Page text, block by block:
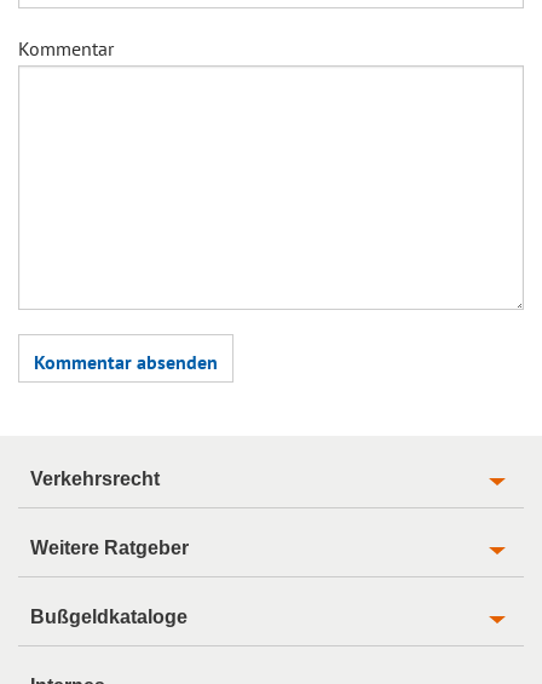
Kommentar
Verkehrsrecht
Weitere Ratgeber
Bußgeldkataloge